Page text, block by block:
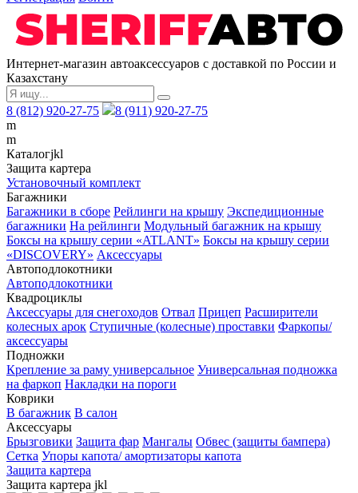
Интернет-магазин автоаксессуаров с доставкой по России и
Казахстану
8 (812) 920-27-75
8 (911) 920-27-75
m
m
Каталогjkl
Защита картера
Установочный комплект
Багажники
Багажники в сборе Рейлинги на крышу Экспедиционные
багажники На рейлинги Модульный багажник на крышу
Боксы на крышу серии «ATLANT» Боксы на крышу серии
«DISCOVERY» Аксессуары
Автоподлокотники
Автоподлокотники
Квадроциклы
Аксессуары для снегоходов Отвал Прицеп Расширители
колесных арок Ступичные (колесные) проставки Фаркопы/
аксессуары
Подножки
Крепление за раму универсальное Универсальная подножка
на фаркоп Накладки на пороги
Коврики
В багажник В салон
Аксессуары
Брызговики Защита фар Мангалы Обвес (защиты бампера)
Сетка Упоры капота/ амортизаторы капота
Защита картера
Защита картера jkl